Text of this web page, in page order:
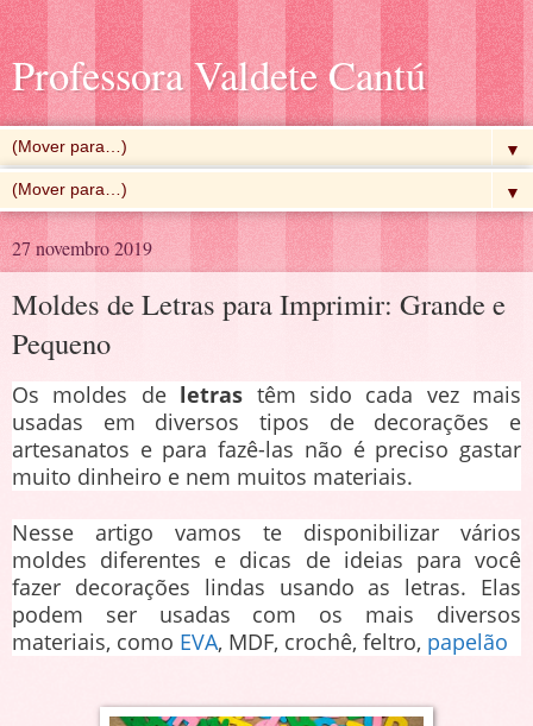
Professora Valdete Cantú
▼
▼
27 novembro 2019
Moldes de Letras para Imprimir: Grande e
Pequeno
Os moldes de letras têm sido cada vez mais
usadas em diversos tipos de decorações e
artesanatos e para fazê-las não é preciso gastar
muito dinheiro e nem muitos materiais.
Nesse artigo vamos te disponibilizar vários
moldes diferentes e dicas de ideias para você
fazer decorações lindas usando as letras. Elas
podem ser usadas com os mais diversos
materiais, como EVA, MDF, crochê, feltro, papelão